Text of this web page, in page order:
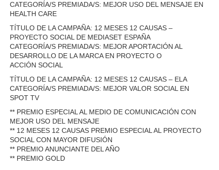
CATEGORÍA/S PREMIADA/S: MEJOR USO DEL MENSAJE EN
HEALTH CARE
TÍTULO DE LA CAMPAÑA: 12 MESES 12 CAUSAS –
PROYECTO SOCIAL DE MEDIASET ESPAÑA
CATEGORÍA/S PREMIADA/S: MEJOR APORTACIÓN AL
DESARROLLO DE LA MARCA EN PROYECTO O
ACCIÓN SOCIAL
TÍTULO DE LA CAMPAÑA: 12 MESES 12 CAUSAS – ELA
CATEGORÍA/S PREMIADA/S: MEJOR VALOR SOCIAL EN
SPOT TV
** PREMIO ESPECIAL AL MEDIO DE COMUNICACIÓN CON
MEJOR USO DEL MENSAJE
** 12 MESES 12 CAUSAS PREMIO ESPECIAL AL PROYECTO
SOCIAL CON MAYOR DIFUSIÓN
** PREMIO ANUNCIANTE DEL AÑO
** PREMIO GOLD